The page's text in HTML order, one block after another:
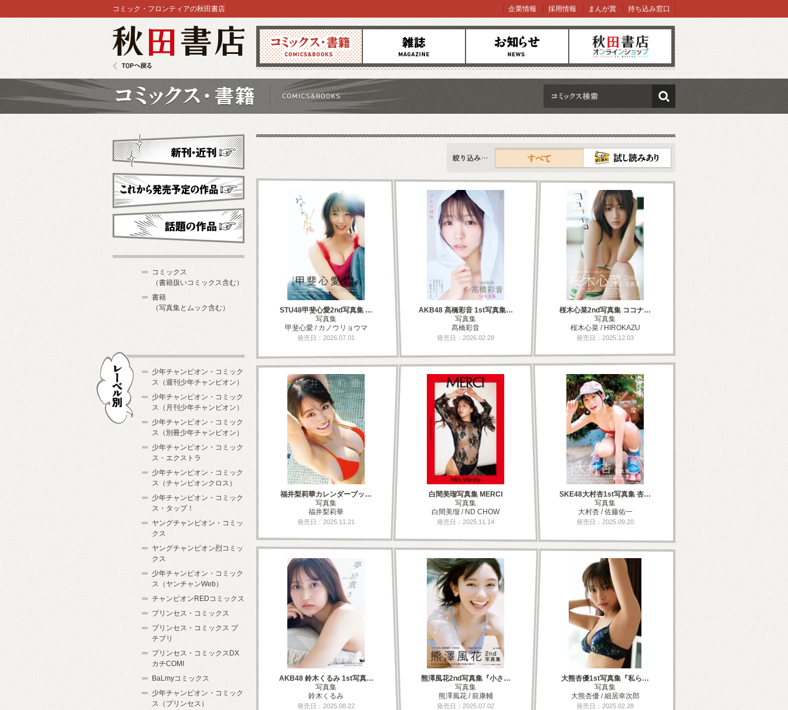
コミックス 雑誌 お知らせ オンラインショップ
コミック・フロンティアの秋田書店 企業情報 採用情報 まんが賞 持ち込み窓口
検索
新刊情報
すべて
STU48甲斐心愛2nd写真集 …
写真集
甲斐心愛 / カノウリョウマ
発売日：2026.07.01
AKB48 髙橋彩音 1st写真集…
写真集
髙橋彩音
発売日：2026.02.28
桜木心菜2nd写真集 ココナ…
写真集
桜木心菜 / HIROKAZU
発売日：2025.12.03
福井梨莉華カレンダーブッ…
写真集
福井梨莉華
発売日：2025.11.21
白間美瑠写真集 MERCI
写真集
白間美瑠 / ND CHOW
発売日：2025.11.14
SKE48大村杏1st写真集 杏…
写真集
大村杏 / 佐藤佑一
発売日：2025.09.20
AKB48 鈴木くるみ 1st写真…
写真集
鈴木くるみ
発売日：2025.08.22
熊澤風花2nd写真集『小さ…
写真集
熊澤風花 / 前康輔
発売日：2025.07.02
大熊杏優1st写真集『私ら…
写真集
大熊杏優 / 細居幸次郎
発売日：2025.02.28
新刊・近刊
これから発売予定
コミックス
（書籍扱いコミックス含む）
書籍
（写真集とムック含む）
少年チャンピオン・コミック
ス（週刊少年チャンピオン）
少年チャンピオン・コミック
ス（月刊少年チャンピオン）
少年チャンピオン・コミック
ス（別冊少年チャンピオン）
少年チャンピオン・コミック
ス・エクストラ
少年チャンピオン・コミック
ス（チャンピオンクロス）
少年チャンピオン・コミック
ス・タップ！
ヤングチャンピオン・コミッ
クス
ヤングチャンピオン烈コミッ
クス
少年チャンピオン・コミック
ス（ヤンチャンWeb）
チャンピオンREDコミックス
プリンセス・コミックス
プリンセス・コミックス プ
チプリ
プリンセス・コミックスDX
カチCOMI
BaLmyコミックス
少年チャンピオン・コミック
ス（プリンセス）